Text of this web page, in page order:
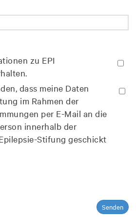
zu EPI
dass meine Daten
im Rahmen der
per E-Mail an die
innerhalb der
Stifung geschickt
Senden